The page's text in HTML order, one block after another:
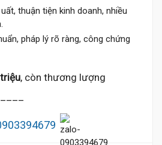
thuận tiện kinh doanh, nhiều
pháp lý rõ ràng, công chứng
, còn thương lượng